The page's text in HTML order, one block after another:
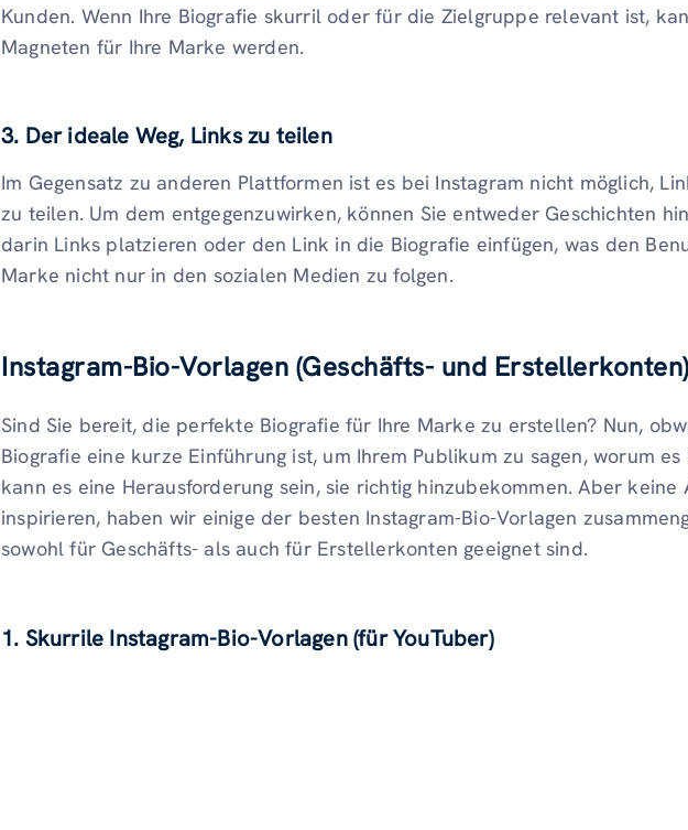
Kunden. Wenn Ihre Biografie skurril oder für die Zielgruppe relevant ist,
Magneten für Ihre Marke werden.
3. Der ideale Weg, Links zu teilen
Im Gegensatz zu anderen Plattformen ist es bei Instagram nicht möglich,
zu teilen. Um dem entgegenzuwirken, können Sie entweder Geschichten
darin Links platzieren oder den Link in die Biografie einfügen, was den
Marke nicht nur in den sozialen Medien zu folgen.
Instagram-Bio-Vorlagen (Geschäfts- und Erstellerkonten)
Sind Sie bereit, die perfekte Biografie für Ihre Marke zu erstellen? Nun,
Biografie eine kurze Einführung ist, um Ihrem Publikum zu sagen, worum
kann es eine Herausforderung sein, sie richtig hinzubekommen. Aber keine
inspirieren, haben wir einige der besten Instagram-Bio-Vorlagen
sowohl für Geschäfts- als auch für Erstellerkonten geeignet sind.
1. Skurrile Instagram-Bio-Vorlagen (für YouTuber)